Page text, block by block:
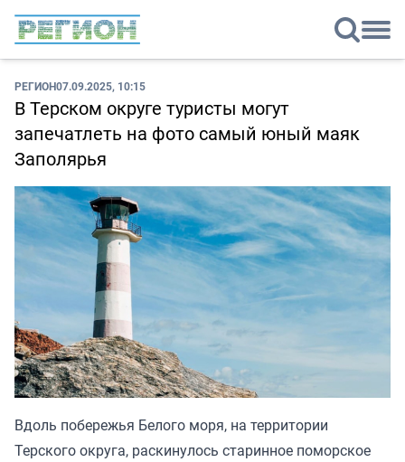
РЕГИОН07.09.2025, 10:15
В Терском округе туристы могут
запечатлеть на фото самый юный маяк
Заполярья
Вдоль побережья Белого моря, на территории
Терского округа, раскинулось старинное поморское